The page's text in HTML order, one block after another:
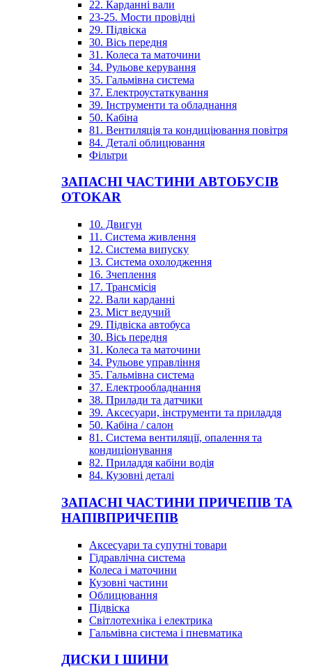
22. Карданні вали
23-25. Мости провідні
29. Підвіска
30. Вісь передня
31. Колеса та маточини
34. Рульове керування
35. Гальмівна система
37. Електроустаткування
39. Інструменти та обладнання
50. Кабіна
81. Вентиляція та кондиціювання повітря
84. Деталі облицювання
Фільтри
ЗАПАСНІ ЧАСТИНИ АВТОБУСІВ
OTOKAR
10. Двигун
11. Система живлення
12. Система випуску
13. Система охолодження
16. Зчеплення
17. Трансмісія
22. Вали карданні
23. Міст ведучий
29. Підвіска автобуса
30. Вісь передня
31. Колеса та маточини
34. Рульове управління
35. Гальмівна система
37. Електрообладнання
38. Прилади та датчики
39. Аксесуари, інструменти та приладдя
50. Кабіна / салон
81. Система вентиляції, опалення та
кондиціонування
82. Приладдя кабіни водія
84. Кузовні деталі
ЗАПАСНІ ЧАСТИНИ ПРИЧЕПІВ ТА
НАПІВПРИЧЕПІВ
Аксесуари та супутні товари
Гідравлічна система
Колеса і маточини
Кузовні частини
Облицювання
Підвіска
Світлотехніка і електрика
Гальмівна система і пневматика
ДИСКИ І ШИНИ